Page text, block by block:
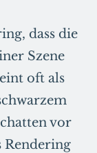
dass die
Szene
oft als
vor
Rendering